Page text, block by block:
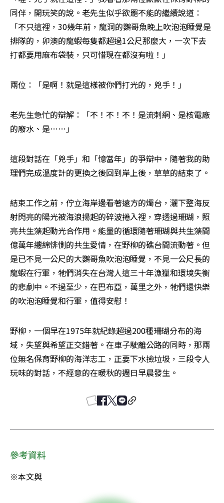
同伴，開玩笑的說。老先生似乎欲罷不能的繼續說道：
「不只這裡，30幾年前，龍洞的鸚哥魚晚上吹泡泡睡覺是
排隊的，卯澳的龍蝦每隻都超過1公尺那麼大，一次下去
打都要用麻布袋裝，只可惜現在都沒有啦！」
兩位：「是啊！就是這樣被你們打光的，兇手！」
老先生急忙的辯解：「不！不！不！是流刺網、是核電廠
的廢水、是……」
這段對話在「兇手」和「憶當年」的爭辯中，隨著我的助
理們完成溫度計的更換之後回到岸上後，草草的結束了。
結束工作之前，佇立海岸邊看著遠方的燭台，灑下整海反
射閃亮的陽光被海浪揚起的碎波捲入裡，穿透過珊瑚，照
亮共生藻起動光合作用。能量的循環隨著珊瑚與共生藻間
億萬年纏綿悱惻的共生愛情，在野柳的礁台間流動著。但
是已不見一公尺的大鸚哥魚吹泡泡睡覺，不見一公尺長的
龍蝦在行軍，牠們消失在台灣人這三十年漁獵和環境失衡
的悲劇中。不過至少，在巴布亞，萬里之外，牠們還快樂
的吹泡泡睡覺和行軍，值得安慰！
野柳，一個早在1975年就紀錄超過200種珊瑚分布的海
域，失望與希望正交錯著。在車子駛離公路的同時，那兩
位無名保育野柳的海洋志工，正要下水撿垃圾，三段令人
玩味的對話，不經意的在暖秋的週日早晨發生。
參考資料
※本文與